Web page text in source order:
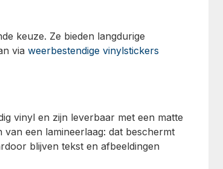
keuze. Ze bieden langdurige
via weerbestendige vinylstickers
vinyl en zijn leverbaar met een matte
een lamineerlaag: dat beschermt
blijven tekst en afbeeldingen